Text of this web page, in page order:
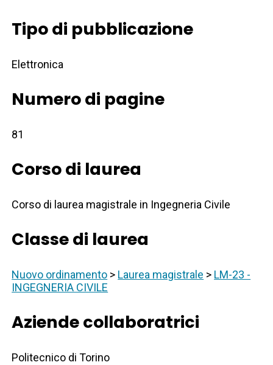
Tipo di pubblicazione
Elettronica
Numero di pagine
81
Corso di laurea
Corso di laurea magistrale in Ingegneria Civile
Classe di laurea
Nuovo ordinamento > Laurea magistrale > LM-23 -
INGEGNERIA CIVILE
Aziende collaboratrici
Politecnico di Torino